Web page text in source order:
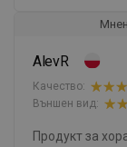
AlevR
Качество:
Външен вид:
Продукт за